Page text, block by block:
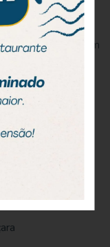
exigem o
credenciado,
Há trilhas em
véspera ou dias
Bonete.
delicioso banho
trilhas do Parque
para esses
conheça as
de Ilhabela.